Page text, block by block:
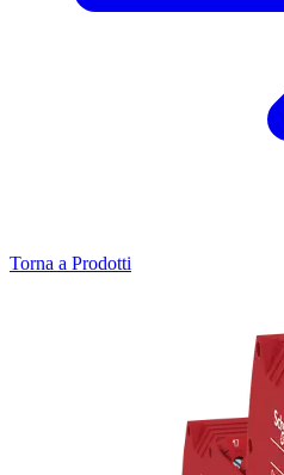
Torna a Prodotti